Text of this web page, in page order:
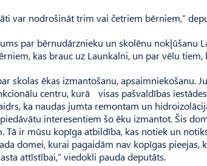
var nodrošināt trim vai četriem bērniem,”
par bērnudārznieku un skolēnu nokļūšanu
kas brauc uz Launkalni, un par vēlu
skolas ēkas izmantošanu, apsaimniekošanu.
centru, kurā visas pašvaldības
ka naudas jumta remontam un
interesentiem šo ēku izmantot. Šis
Tā ir mūsu kopīga atbildība, kas notiek un
domei, kurai pagaidām nav kopīgas pieejas,
attīstībai,” viedokli pauda deputāts.